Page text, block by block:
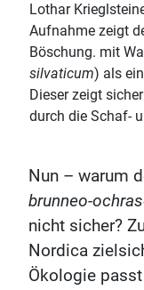
Lothar
Aufnahme zeigt
Böschung. mit
silvaticum) als
Dieser zeigt
durch die Schaf-
Nun – warum
brunneo-
nicht sicher?
Nordica
Ökologie